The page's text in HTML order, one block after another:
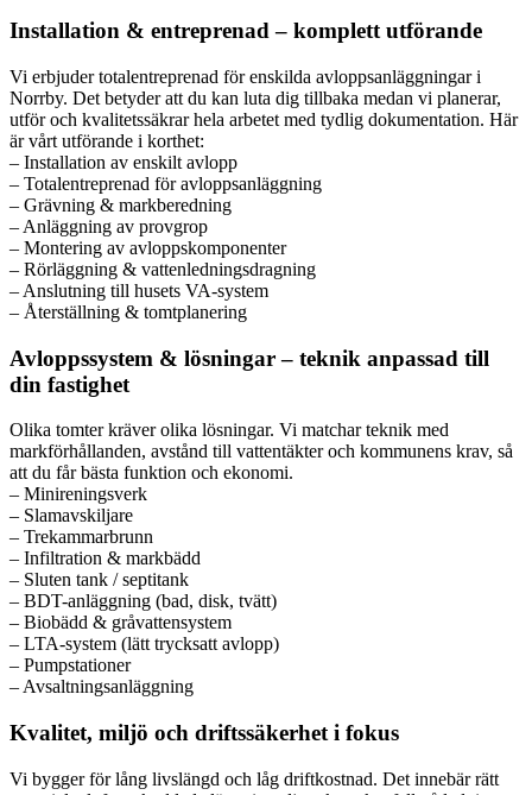
Installation & entreprenad – komplett utförande
Vi erbjuder totalentreprenad för enskilda avloppsanläggningar i
Norrby. Det betyder att du kan luta dig tillbaka medan vi planerar,
utför och kvalitetssäkrar hela arbetet med tydlig dokumentation. Här
är vårt utförande i korthet:
– Installation av enskilt avlopp
– Totalentreprenad för avloppsanläggning
– Grävning & markberedning
– Anläggning av provgrop
– Montering av avloppskomponenter
– Rörläggning & vattenledningsdragning
– Anslutning till husets VA-system
– Återställning & tomtplanering
Avloppssystem & lösningar – teknik anpassad till
din fastighet
Olika tomter kräver olika lösningar. Vi matchar teknik med
markförhållanden, avstånd till vattentäkter och kommunens krav, så
att du får bästa funktion och ekonomi.
– Minireningsverk
– Slamavskiljare
– Trekammarbrunn
– Infiltration & markbädd
– Sluten tank / septitank
– BDT-anläggning (bad, disk, tvätt)
– Biobädd & gråvattensystem
– LTA-system (lätt trycksatt avlopp)
– Pumpstationer
– Avsaltningsanläggning
Kvalitet, miljö och driftssäkerhet i fokus
Vi bygger för lång livslängd och låg driftkostnad. Det innebär rätt